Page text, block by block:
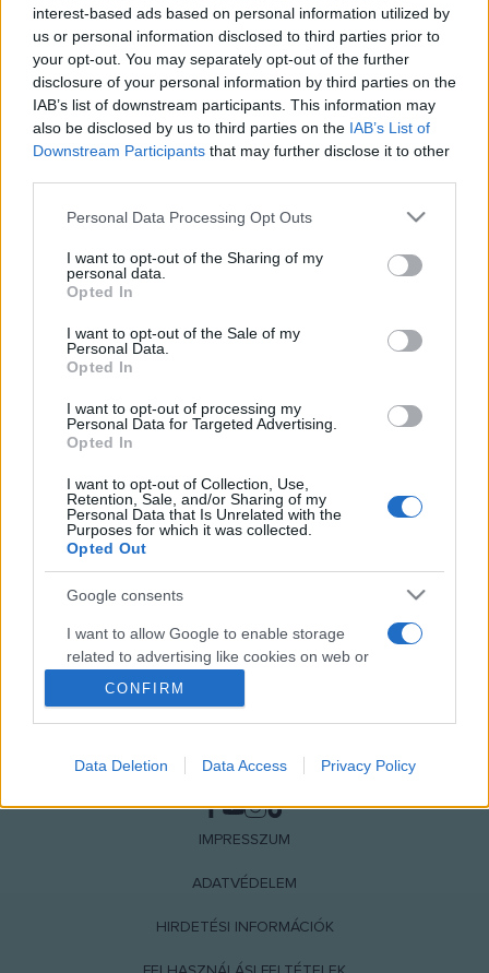
interest-based ads based on personal information utilized by
us or personal information disclosed to third parties prior to
your opt-out. You may separately opt-out of the further
disclosure of your personal information by third parties on the
IAB’s list of downstream participants. This information may
also be disclosed by us to third parties on the IAB’s List of
Downstream Participants that may further disclose it to other
Please note that this website/app uses one or more Google
not limited to your visit or usage behaviour. You may click to
grant or deny consent to Google and its third-party tags to
use your data for below specified purposes in below Google
consent section.
Personal Data Processing Opt Outs
I want to opt-out of the Sharing of my
personal data.
Opted In
I want to opt-out of the Sale of my
Personal Data.
Opted In
I want to opt-out of processing my
Personal Data for Targeted Advertising.
Opted In
I want to opt-out of Collection, Use,
Retention, Sale, and/or Sharing of my
Personal Data that Is Unrelated with the
Purposes for which it was collected.
Opted Out
Google consents
I want to allow Google to enable storage
related to advertising like cookies on web or
device identifiers in apps.
I want to allow my user data to be sent to
personalized advertising.
related to analytics like cookies on web or
CONFIRM
Data Deletion Data Access Privacy Policy
kísérleti és egyéb dokumentumfilm műfajba sorolhatják be a
pályázók.
A 39. Magyar Filmszemle tanácsának elnökeHerendi
Gábor
filmrendező lesz, a grémium tagjai: Kocsis Tibor
Veressné Kozma Ilona
bizottság elnöke,Garami Gáborproducer és
Hermann
Krisztina, a Magyar Filmművészek Szövetségének
ügyvezető titkára. A február 5-ig tartó filmünnep műsora
versenyprogramból, bemutató programból, információs
NÉPI
IMPRESSZUM
ADATVÉDELEM
HIRDETÉSI INFORMÁCIÓK